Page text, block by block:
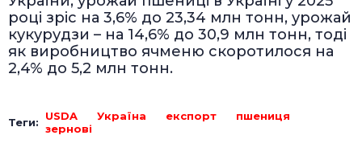
році зріс на 3,6% до 23,34 млн тонн, урожай
кукурудзи – на 14,6% до 30,9 млн тонн, тоді
як виробництво ячменю скоротилося на
2,4% до 5,2 млн тонн.
Теги: USDA Україна експорт
пшениця
зернові